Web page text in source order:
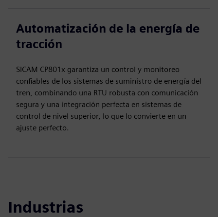
Automatización de la energía de
tracción
SICAM CP801x garantiza un control y monitoreo
confiables de los sistemas de suministro de energía del
tren, combinando una RTU robusta con comunicación
segura y una integración perfecta en sistemas de
control de nivel superior, lo que lo convierte en un
ajuste perfecto.
Industrias